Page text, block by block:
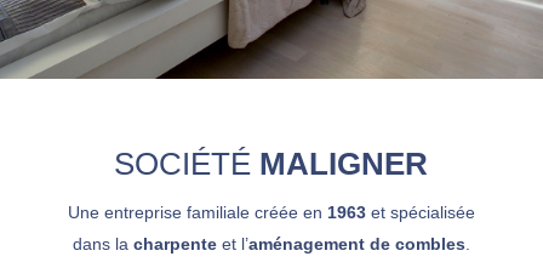
SOCIÉTÉ MALIGNER
Une entreprise familiale créée en 1963et spécialisée
dans la charpenteet l’aménagement de combles